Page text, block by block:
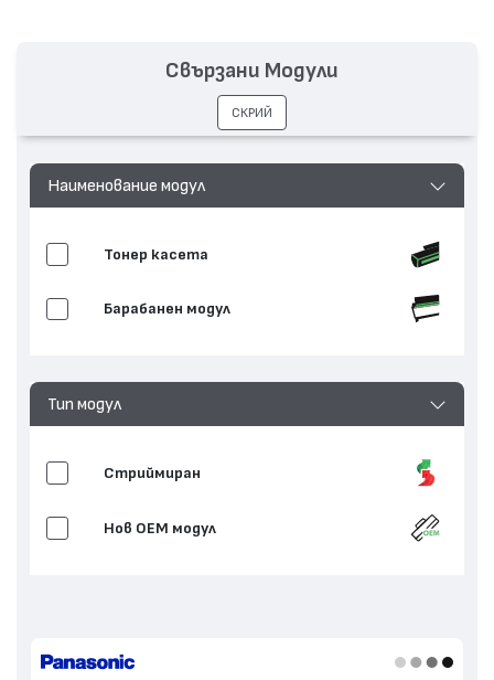
Наименование модул
Тонер касета
Барабанен модул
Тип модул
Стриймиран
Нов ОЕМ модул
Свързани Модули
СКРИЙ